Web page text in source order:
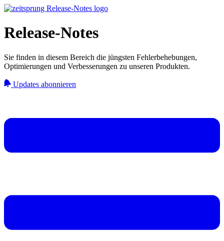
Release-Notes
Sie finden in diesem Bereich die jüngsten Fehlerbehebungen,
Optimierungen und Verbesserungen zu unseren Produkten.
Updates abonnieren